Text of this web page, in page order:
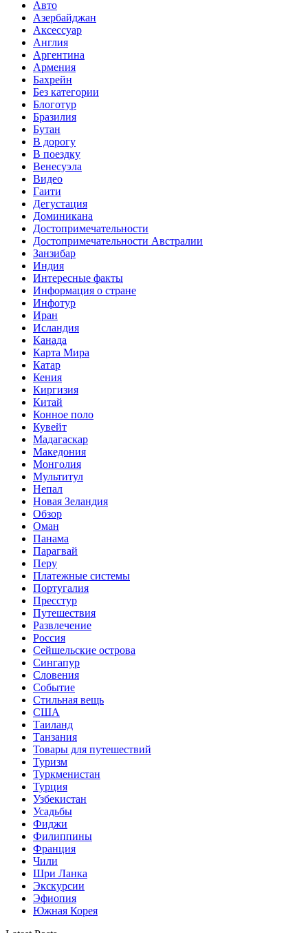
Авто
Азербайджан
Аксессуар
Англия
Аргентина
Армения
Бахрейн
Без категории
Блоготур
Бразилия
Бутан
В дорогу
В поездку
Венесуэла
Видео
Гаити
Дегустация
Доминикана
Достопримечательности
Достопримечательности Австралии
Занзибар
Индия
Интересные факты
Информация о стране
Инфотур
Иран
Исландия
Канада
Карта Мира
Катар
Кения
Киргизия
Китай
Конное поло
Кувейт
Мадагаскар
Македония
Монголия
Мультитул
Непал
Новая Зеландия
Обзор
Оман
Панама
Парагвай
Перу
Платежные системы
Португалия
Пресстур
Путешествия
Развлечение
Россия
Сейшельские острова
Сингапур
Словения
Событие
Стильная вещь
США
Таиланд
Танзания
Товары для путешествий
Туризм
Туркменистан
Турция
Узбекистан
Усадьбы
Фиджи
Филиппины
Франция
Чили
Шри Ланка
Экскурсии
Эфиопия
Южная Корея